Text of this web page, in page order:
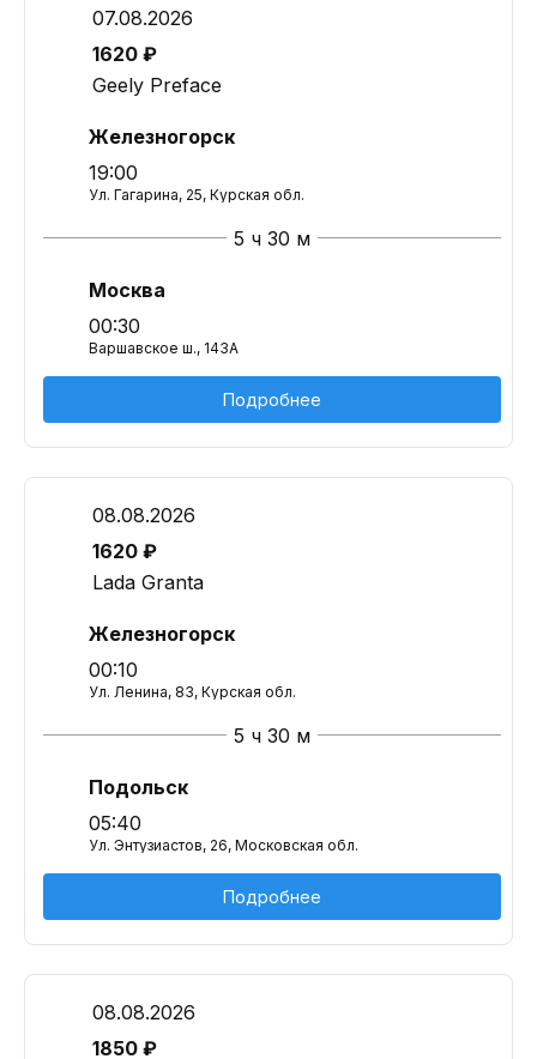
07.08.2026
1620 ₽
Geely Preface
Железногорск
19:00
Ул. Гагарина, 25, Курская обл.
5 ч 30 м
Москва
00:30
Варшавское ш., 143А
Подробнее
08.08.2026
1620 ₽
Lada Granta
Железногорск
00:10
Ул. Ленина, 83, Курская обл.
5 ч 30 м
Подольск
05:40
Ул. Энтузиастов, 26, Московская обл.
Подробнее
08.08.2026
1850 ₽